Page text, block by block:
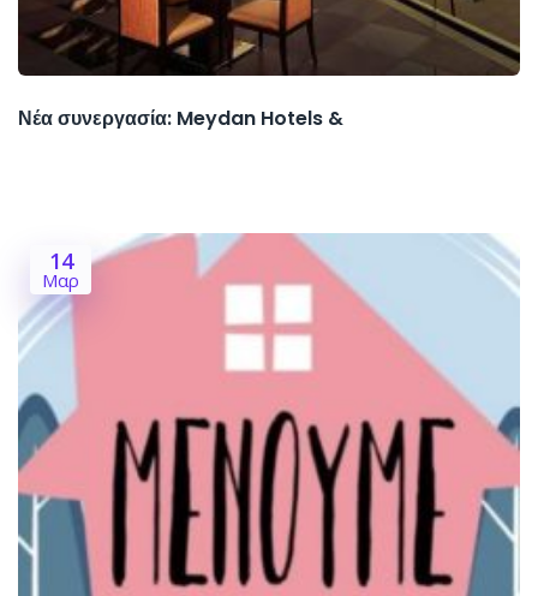
Νέα συνεργασία: Meydan Hotels &
14
Μαρ